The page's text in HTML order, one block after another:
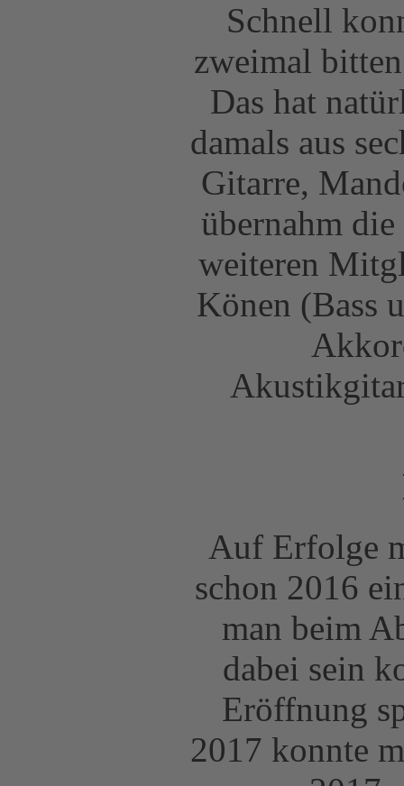
Schnell
zweimal
Das hat
damals aus
Gitarre,
übernahm die
weiteren
Könen (Bass
Auf Erfolge
schon 2016
man beim
dabei sein
Eröffnung
2017 konnte